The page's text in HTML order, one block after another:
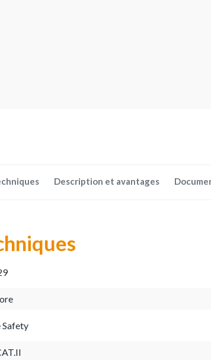
Description et avantages
Safety